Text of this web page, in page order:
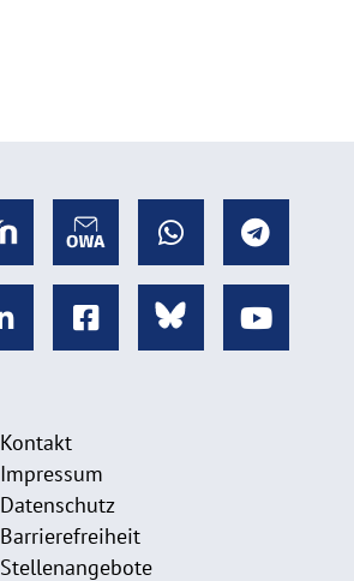
Kontakt
Impressum
Datenschutz
Barrierefreiheit
Stellenangebote